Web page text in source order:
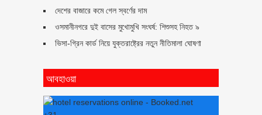
দেশের বাজারে কমে গেল স্বর্ণের দাম
ওসমানীনগরে দুই বাসের মুখোমুখি সংঘর্ষ: শিশুসহ নিহত ৯
ভিসা-গ্রিন কার্ড নিয়ে যুক্তরাষ্ট্রের নতুন নীতিমালা ঘোষণা
আবহাওয়া